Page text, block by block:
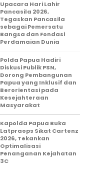
Upacara Hari Lahir
Pancasila 2026,
Tegaskan Pancasila
sebagai Pemersatu
Bangsa dan Fondasi
Perdamaian Dunia
Polda Papua Hadiri
Diskusi Publik PSN,
Dorong Pembangunan
Papua yang Inklusif dan
Berorientasi pada
Kesejahteraan
Masyarakat
Kapolda Papua Buka
Latpraops Sikat Cartenz
2026, Tekankan
Optimalisasi
Penanganan Kejahatan
3C